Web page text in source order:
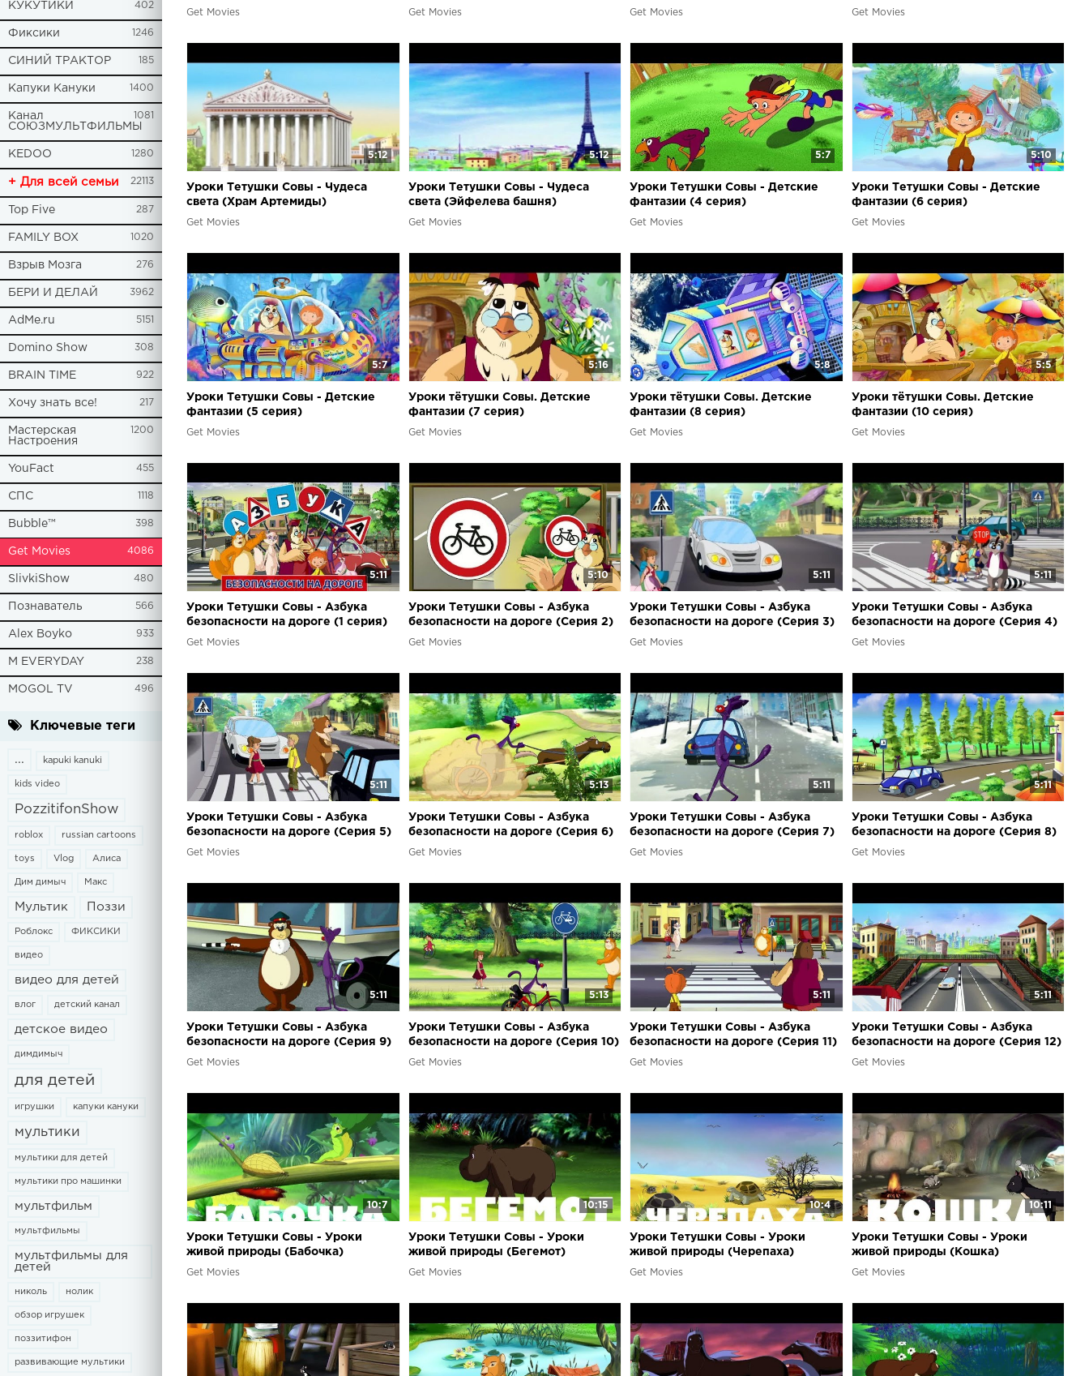
КУКУТИКИ 402
Фиксики 1246
СИНИЙ ТРАКТОР 185
Капуки Кануки 1400
Канал
СОЮЗМУЛЬТФИЛЬМЫ
1081
KEDOO 1280
+ Для всей семьи 22113
Top Five 287
FAMILY BOX 1020
Взрыв Мозга 276
БЕРИ И ДЕЛАЙ 3962
AdMe.ru 5151
Domino Show 308
BRAIN TIME 922
Хочу знать все! 217
Мастерская
Настроения
1200
YouFact 455
СПС 1118
Bubble™ 398
Get Movies 4086
SlivkiShow 480
Познаватель 566
Alex Boyko 933
M EVERYDAY 238
MOGOL TV 496
Ключевые теги
... kapuki kanuki
kids video
PozzitifonShow
roblox russian cartoons
toys Vlog Алиса
Дим димыч Макс
Мультик Поззи
Роблокс ФИКСИКИ
видео
видео для детей
влог детский канал
детское видео
димдимыч
для детей
игрушки капуки кануки
мультики
мультики для детей
мультики про машинки
мультфильм
мультфильмы
мультфильмы для
детей
николь нолик
обзор игрушек
поззитифон
развивающие мультики
Get Movies Get Movies Get Movies Get Movies
5:12
Уроки Тетушки Совы - Чудеса
света (Храм Артемиды)
Get Movies
5:12
Уроки Тетушки Совы - Чудеса
света (Эйфелева башня)
Get Movies
5:7
Уроки Тетушки Совы - Детские
фантазии (4 серия)
Get Movies
5:10
Уроки Тетушки Совы - Детские
фантазии (6 серия)
Get Movies
5:7
Уроки Тетушки Совы - Детские
фантазии (5 серия)
Get Movies
5:16
Уроки тётушки Совы. Детские
фантазии (7 серия)
Get Movies
5:8
Уроки тётушки Совы. Детские
фантазии (8 серия)
Get Movies
5:5
Уроки тётушки Совы. Детские
фантазии (10 серия)
Get Movies
5:11
Уроки Тетушки Совы - Азбука
безопасности на дороге (1 серия)
Get Movies
5:10
Уроки Тетушки Совы - Азбука
безопасности на дороге (Серия 2)
Get Movies
5:11
Уроки Тетушки Совы - Азбука
безопасности на дороге (Серия 3)
Get Movies
5:11
Уроки Тетушки Совы - Азбука
безопасности на дороге (Серия 4)
Get Movies
5:11
Уроки Тетушки Совы - Азбука
безопасности на дороге (Серия 5)
Get Movies
5:13
Уроки Тетушки Совы - Азбука
безопасности на дороге (Серия 6)
Get Movies
5:11
Уроки Тетушки Совы - Азбука
безопасности на дороге (Серия 7)
Get Movies
5:11
Уроки Тетушки Совы - Азбука
безопасности на дороге (Серия 8)
Get Movies
5:11
Уроки Тетушки Совы - Азбука
безопасности на дороге (Серия 9)
Get Movies
5:13
Уроки Тетушки Совы - Азбука
безопасности на дороге (Серия 10)
Get Movies
5:11
Уроки Тетушки Совы - Азбука
безопасности на дороге (Серия 11)
Get Movies
5:11
Уроки Тетушки Совы - Азбука
безопасности на дороге (Серия 12)
Get Movies
10:7
Уроки Тетушки Совы - Уроки
живой природы (Бабочка)
Get Movies
10:15
Уроки Тетушки Совы - Уроки
живой природы (Бегемот)
Get Movies
10:4
Уроки Тетушки Совы - Уроки
живой природы (Черепаха)
Get Movies
10:11
Уроки Тетушки Совы - Уроки
живой природы (Кошка)
Get Movies